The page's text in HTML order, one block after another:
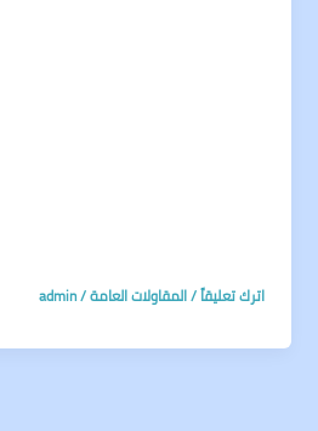
اترك تعليقاً/المقاولات العامة/
admin